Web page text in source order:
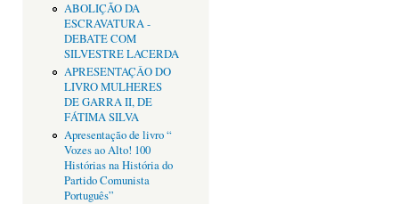
ABOLIÇÃO DA
ESCRAVATURA -
DEBATE COM
SILVESTRE LACERDA
APRESENTAÇÂO DO
LIVRO MULHERES
DE GARRA II, DE
FÁTIMA SILVA
Apresentação de livro “
Vozes ao Alto! 100
Histórias na História do
Partido Comunista
Português”